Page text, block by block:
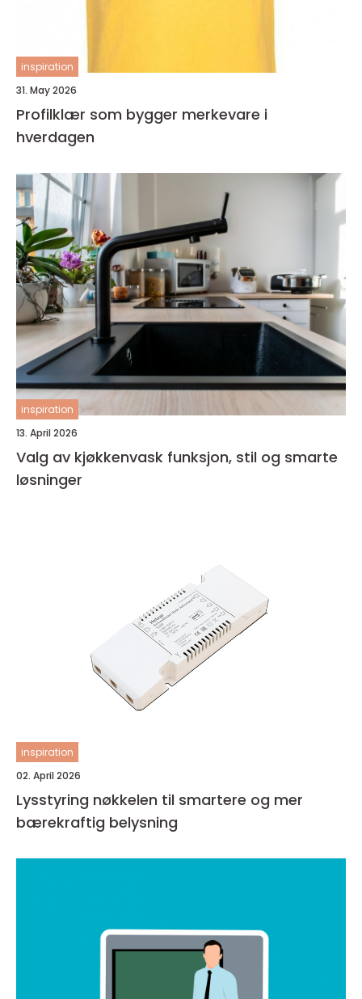
inspiration
31. May 2026
Profilklær som bygger merkevare i
hverdagen
inspiration
13. April 2026
Valg av kjøkkenvask funksjon, stil og smarte
løsninger
inspiration
02. April 2026
Lysstyring nøkkelen til smartere og mer
bærekraftig belysning